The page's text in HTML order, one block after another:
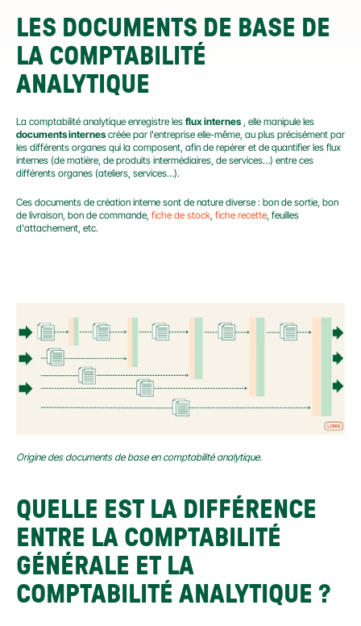
LES DOCUMENTS DE BASE DE
LA COMPTABILITÉ
ANALYTIQUE
La comptabilité analytique enregistre les flux internes
documents internes créée par l'entreprise elle-même, au plus précisément par
les différents organes qui la composent, afin de repérer et de quantifier les flux
internes (de matière, de produits intermédiaires, de services…) entre ces
différents organes (ateliers, services…).
Ces documents de création interne sont de nature diverse : bon de sortie, bon
de livraison, bon de commande, fiche de stock, fiche recette, feuilles
d'attachement, etc.
Origine des documents de base en comptabilité analytique.
QUELLE EST LA DIFFÉRENCE
ENTRE LA COMPTABILITÉ
GÉNÉRALE ET LA
COMPTABILITÉ ANALYTIQUE ?